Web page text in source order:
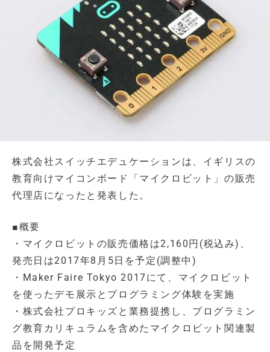
株式会社スイッチエデュケーションは、イギリスの
教育向けマイコンボード「マイクロビット」の販売
代理店になったと発表した。
■概要
・マイクロビットの販売価格は2,160円(税込み)、
発売日は2017年8月5日を予定(調整中)
・Maker Faire Tokyo 2017にて、マイクロビット
を使ったデモ展示とプログラミング体験を実施
・株式会社プロキッズと業務提携し、プログラミン
グ教育カリキュラムを含めたマイクロビット関連製
品を開発予定